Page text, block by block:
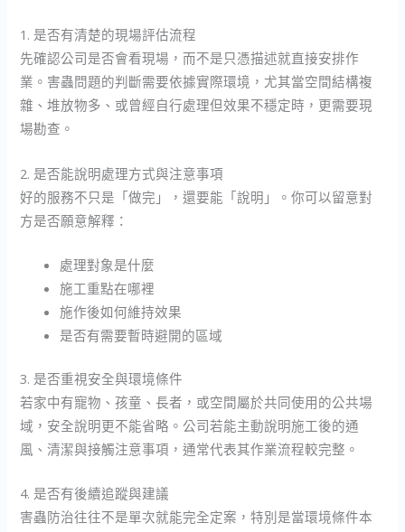
1. 是否有清楚的現場評估流程
先確認公司是否會看現場，而不是只憑描述就直接安排作
業。害蟲問題的判斷需要依據實際環境，尤其當空間結構複
雜、堆放物多、或曾經自行處理但效果不穩定時，更需要現
場勘查。
2. 是否能說明處理方式與注意事項
好的服務不只是「做完」，還要能「說明」。你可以留意對
方是否願意解釋：
處理對象是什麼
施工重點在哪裡
施作後如何維持效果
是否有需要暫時避開的區域
3. 是否重視安全與環境條件
若家中有寵物、孩童、長者，或空間屬於共同使用的公共場
域，安全說明更不能省略。公司若能主動說明施工後的通
風、清潔與接觸注意事項，通常代表其作業流程較完整。
4. 是否有後續追蹤與建議
害蟲防治往往不是單次就能完全定案，特別是當環境條件本